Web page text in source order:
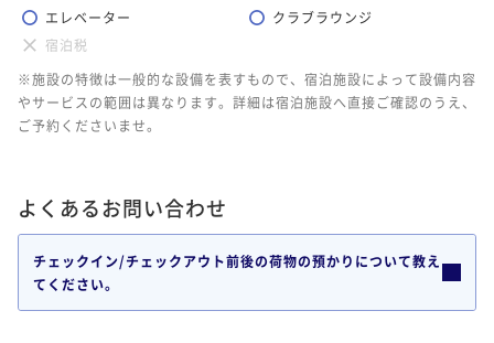
エレベーター
クラブラウンジ
宿泊税
※施設の特徴は一般的な設備を表すもので、宿泊施設によって設備内容
やサービスの範囲は異なります。詳細は宿泊施設へ直接ご確認のうえ、
ご予約くださいませ。
よくあるお問い合わせ
チェックイン/チェックアウト前後の荷物の預かりについて教え
てください。